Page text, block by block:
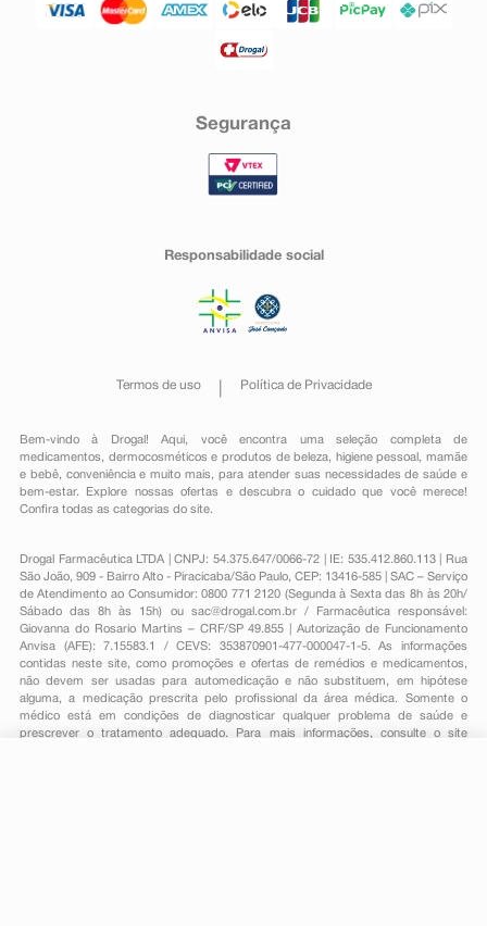
Segurança
Responsabilidade social
Termos de uso Política de Privacidade
Bem-vindo à Drogal! Aqui, você encontra uma seleção completa de
medicamentos , dermocosméticos e produtos de beleza, higiene pessoal ,mamãe
e bebê, conveniênciae muito mais, para atender suas necessidades de saúde e
bem-estar. Explore nossas ofertas e descubra o cuidado que você merece!
Confira todas as categorias do site.
Drogal Farmacêutica LTDA | CNPJ: 54.375.647/0066-72 | IE: 535.412.860.113 | Rua
São João, 909 - Bairro Alto - Piracicaba/São Paulo, CEP: 13416-585 | SAC – Serviço
de Atendimento ao Consumidor: 0800 771 2120 (Segunda à Sexta das 8h às 20h/
Sábado das 8h às 15h) ou sac@drogal.com.br/ Farmacêutica responsável:
Giovanna do Rosario Martins – CRF/SP 49.855 | Autorização de Funcionamento
Anvisa (AFE): 7.15583.1 / CEVS: 353870901-477-000047-1-5. As informações
contidas neste site, como promoções e ofertas de remédios e medicamentos,
não devem ser usadas para automedicação e não substituem, em hipótese
alguma, a medicação prescrita pelo profissional da área médica. Somente o
médico está em condições de diagnosticar qualquer problema de saúde e
prescrever o tratamento adequado. Para mais informações, consulte o site